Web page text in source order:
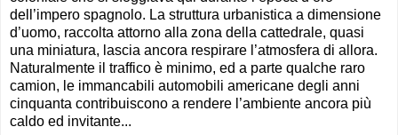
dell’impero spagnolo. La struttura urbanistica a dimensione
d’uomo, raccolta attorno alla zona della cattedrale, quasi
una miniatura, lascia ancora respirare l’atmosfera di allora.
Naturalmente il traffico è minimo, ed a parte qualche raro
camion, le immancabili automobili americane degli anni
cinquanta contribuiscono a rendere l’ambiente ancora più
caldo ed invitante...